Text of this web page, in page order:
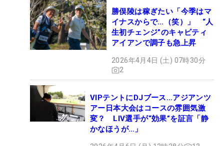
勝俣陵は稼ぎたい「今季はマ
イナスからで…（笑）」 “人
生初チェンジ”のキャビティ
アイアンで調子も急上昇
2026年4月4日 (土) 07時30分
2
VIPテントにDJブース…アジアンツ
アー日本大会はコースの雰囲気激
変？ LIV選手が“効果”を証言「静
かなほうが…」